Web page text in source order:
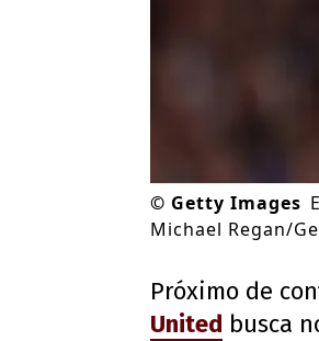
© Getty Images
Michael Regan/
Próximo de
United busca